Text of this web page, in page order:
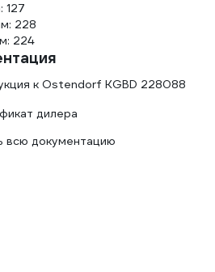
127
228
224
к Ostendorf KGBD 228088
дилера
всю документацию